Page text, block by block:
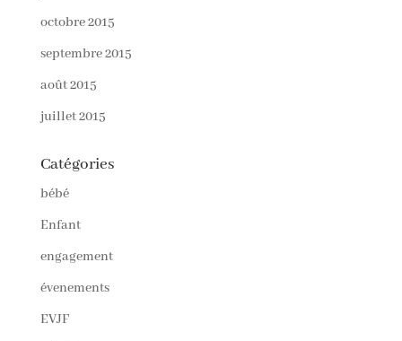
octobre 2015
septembre 2015
août 2015
juillet 2015
Catégories
bébé
Enfant
engagement
évenements
EVJF